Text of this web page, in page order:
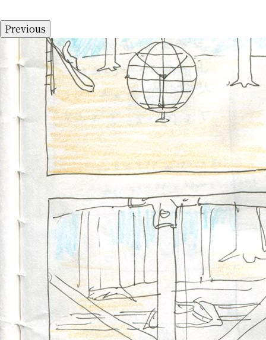
Previous